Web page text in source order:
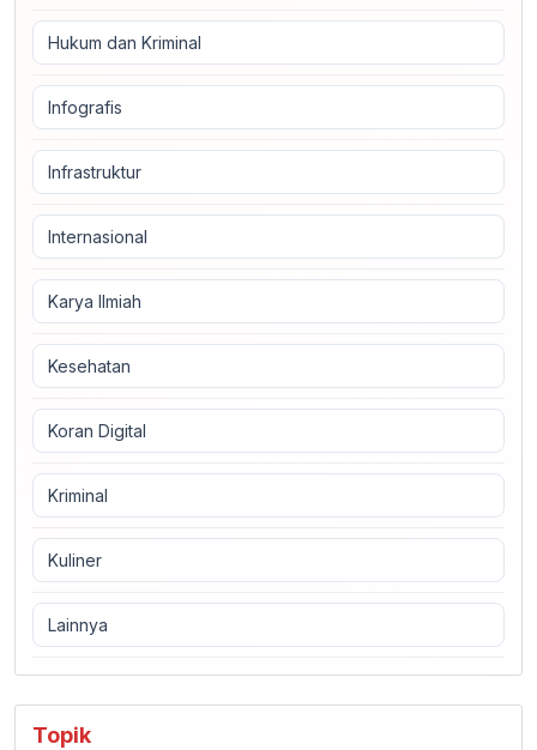
Hukum dan Kriminal
Infografis
Infrastruktur
Internasional
Karya Ilmiah
Kesehatan
Koran Digital
Kriminal
Kuliner
Lainnya
Topik